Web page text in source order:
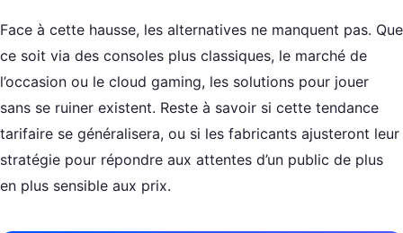
Face à cette hausse, les alternatives ne manquent pas. Que
ce soit via des consoles plus classiques, le marché de
l’occasion ou le cloud gaming, les solutions pour jouer
sans se ruiner existent. Reste à savoir si cette tendance
tarifaire se généralisera, ou si les fabricants ajusteront leur
stratégie pour répondre aux attentes d’un public de plus
en plus sensible aux prix.